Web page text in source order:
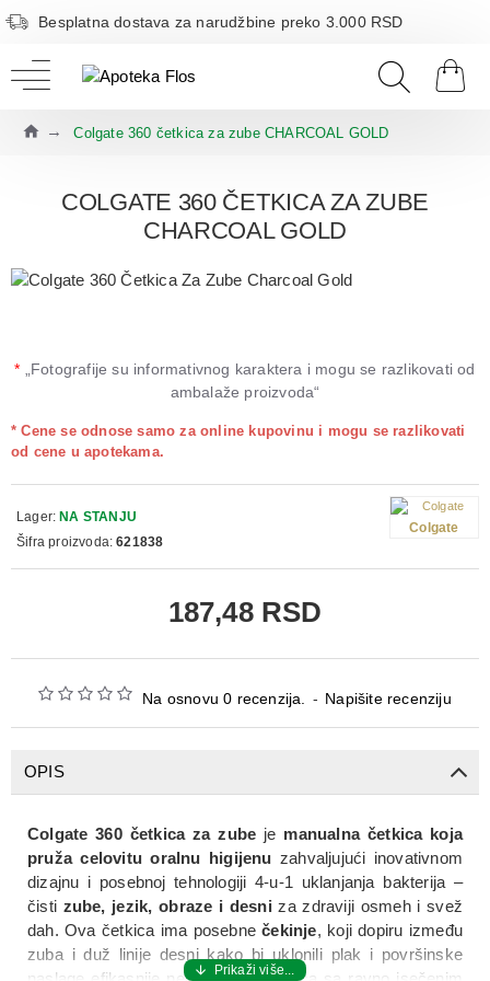
Besplatna dostava za narudžbine preko 3.000 RSD
Colgate 360 četkica za zube CHARCOAL GOLD
COLGATE 360 ČETKICA ZA ZUBE
CHARCOAL GOLD
* „Fotografije su informativnog karaktera i mogu se razlikovati od
ambalaže proizvoda“
Na osnovu 0 recenzija. - Napišite recenziju
* Cene se odnose samo za online kupovinu i mogu se razlikovati
od cene u apotekama.
187,48 RSD
Lager: NA STANJU
Šifra proizvoda: 621838
Colgate
OPIS
Colgate 360 četkica za zube je manualna četkica koja
pruža celovitu oralnu higijenu zahvaljujući inovativnom
dizajnu i posebnoj tehnologiji 4-u-1 uklanjanja bakterija –
čisti zube, jezik, obraze i desni za zdraviji osmeh i svež
dah. Ova četkica ima posebne čekinje, koji dopiru između
zuba i duž linije desni kako bi uklonili plak i površinske